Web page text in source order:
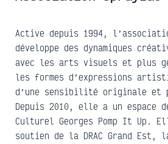
Active depuis 1994,
développe des dynamiques
avec les arts visuels et plus
les formes d’expressions
d’une sensibilité originale et
Depuis 2010, elle a un espace
Culturel Georges Pomp It Up.
soutien de la DRAC Grand Est,